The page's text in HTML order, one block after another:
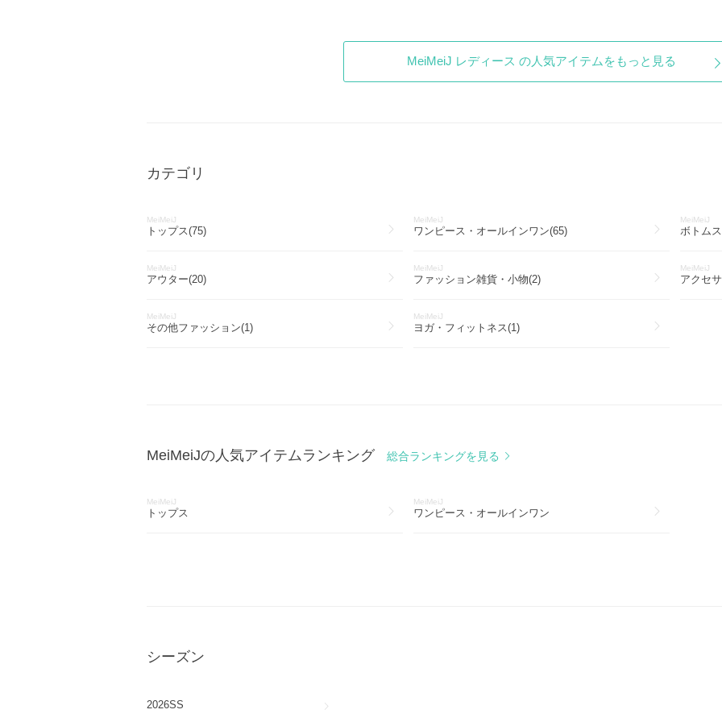
MeiMeiJ レディース の人気アイテムをもっと見る
カテゴリ
MeiMeiJ
トップス(75)
MeiMeiJ
ワンピース・オールインワン(65)
MeiMeiJ
ボトム
MeiMeiJ
アウター(20)
MeiMeiJ
ファッション雑貨・小物(2)
MeiMeiJ
アクセ
MeiMeiJ
その他ファッション(1)
MeiMeiJ
ヨガ・フィットネス(1)
MeiMeiJの人気アイテムランキング 総合ランキングを見る
MeiMeiJ
トップス
MeiMeiJ
ワンピース・オールインワン
シーズン
2026SS